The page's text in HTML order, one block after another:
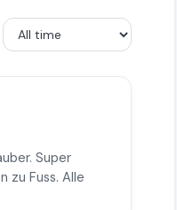
Super
zu Fuss. Alle